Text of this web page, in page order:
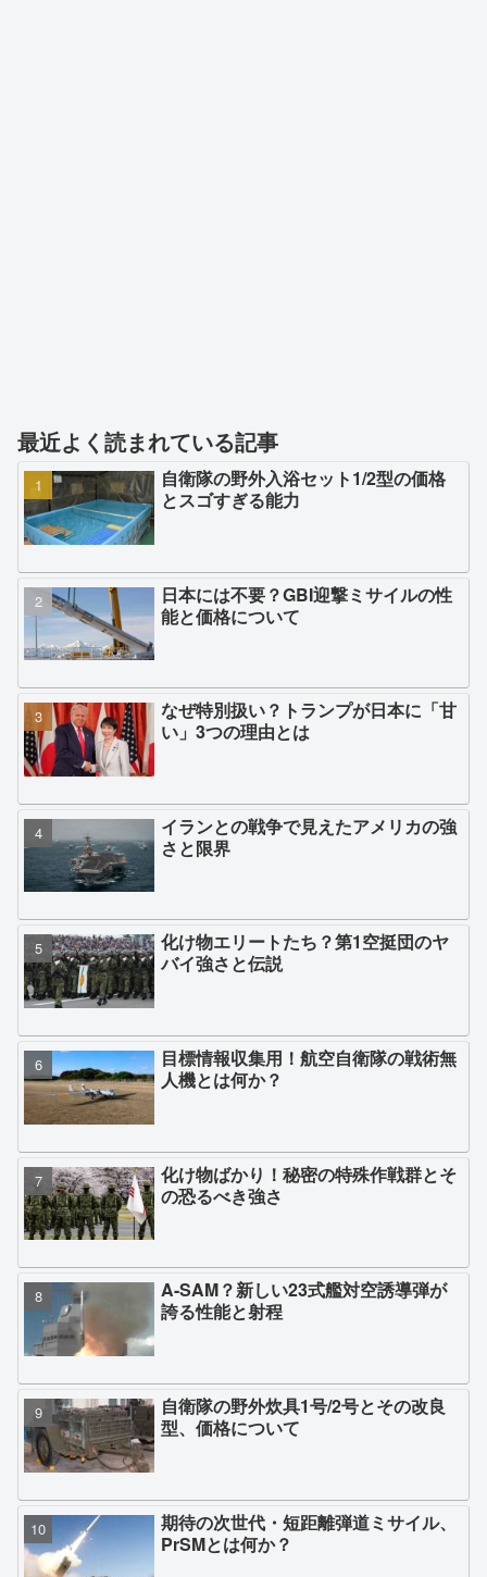
最近よく読まれている記事
自衛隊の野外入浴セット1/2型の価格
とスゴすぎる能力
日本には不要？GBI迎撃ミサイルの性
能と価格について
なぜ特別扱い？トランプが日本に「甘
い」3つの理由とは
イランとの戦争で見えたアメリカの強
さと限界
化け物エリートたち？第1空挺団のヤ
バイ強さと伝説
目標情報収集用！航空自衛隊の戦術無
人機とは何か？
化け物ばかり！秘密の特殊作戦群とそ
の恐るべき強さ
A-SAM？新しい23式艦対空誘導弾が
誇る性能と射程
自衛隊の野外炊具1号/2号とその改良
型、価格について
期待の次世代・短距離弾道ミサイル、
PrSMとは何か？